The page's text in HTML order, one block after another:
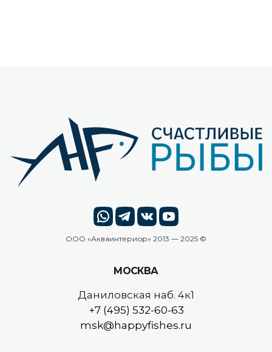
ООО «Акваинтериор» 2013 — 2025 ©
МОСКВА
Даниловская наб. 4к1
+7 (495) 532-60-63
msk@happyfishes.ru